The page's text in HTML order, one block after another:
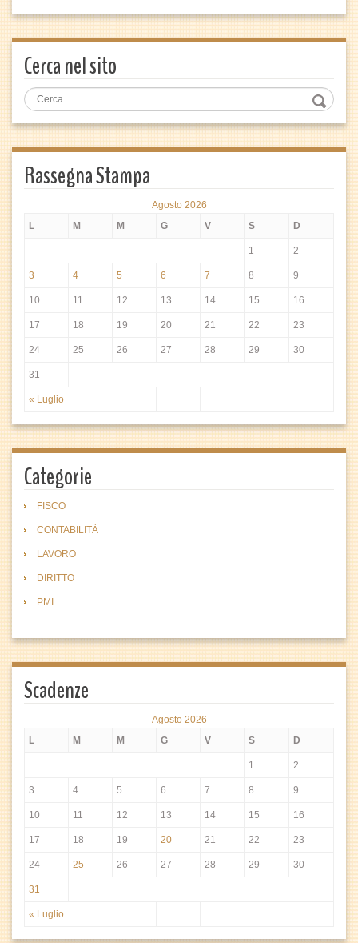
Cerca nel sito
Rassegna Stampa
Agosto 2026
L
M M G V S D
« Luglio
1 2
3 4 5 6 7 8 9
10 11 12 13 14 15 16
17 18 19 20 21 22 23
24 25 26 27 28 29 30
31
Categorie
FISCO
CONTABILITÀ
LAVORO
DIRITTO
PMI
Scadenze
Agosto 2026
L
M M G V S D
« Luglio
1 2
3 4 5 6 7 8 9
10 11 12 13 14 15 16
17 18 19 20 21 22 23
24 25 26 27 28 29 30
31